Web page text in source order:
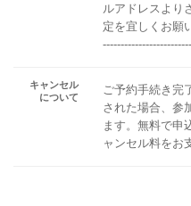
ルアドレスより
定を宜しくお願
キャンセル
について
ご予約手続き完
された場合、参
ます。無料で申
ャンセル料をお